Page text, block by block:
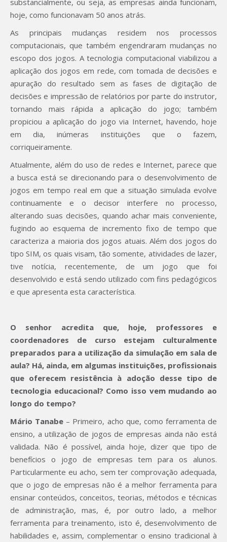
substancialmente, ou seja, as empresas ainda funcionam,
hoje, como funcionavam 50 anos atrás.
As principais mudanças residem nos processos
computacionais, que também engendraram mudanças no
escopo dos jogos. A tecnologia computacional viabilizou a
aplicação dos jogos em rede, com tomada de decisões e
apuração do resultado sem as fases de digitação de
decisões e impressão de relatórios por parte do instrutor,
tornando mais rápida a aplicação do jogo; também
propiciou a aplicação do jogo via Internet, havendo, hoje
em dia, inúmeras instituições que o fazem,
corriqueiramente.
Atualmente, além do uso de redes e Internet, parece que
a busca está se direcionando para o desenvolvimento de
jogos em tempo real em que a situação simulada evolve
continuamente e o decisor interfere no processo,
alterando suas decisões, quando achar mais conveniente,
fugindo ao esquema de incremento fixo de tempo que
caracteriza a maioria dos jogos atuais. Além dos jogos do
tipo SIM, os quais visam, tão somente, atividades de lazer,
tive notícia, recentemente, de um jogo que foi
desenvolvido e está sendo utilizado com fins pedagógicos
e que apresenta esta característica.
O senhor acredita que, hoje, professores e
coordenadores de curso estejam culturalmente
preparados para a utilização da simulação em sala de
aula? Há, ainda, em algumas instituições, profissionais
que oferecem resistência à adoção desse tipo de
tecnologia educacional? Como isso vem mudando ao
longo do tempo?
Mário Tanabe – Primeiro, acho que, como ferramenta de
ensino, a utilização de jogos de empresas ainda não está
validada. Não é possível, ainda hoje, dizer que tipo de
benefícios o jogo de empresas tem para os alunos.
Particularmente eu acho, sem ter comprovação adequada,
que o jogo de empresas não é a melhor ferramenta para
ensinar conteúdos, conceitos, teorias, métodos e técnicas
de administração, mas, é, por outro lado, a melhor
ferramenta para treinamento, isto é, desenvolvimento de
habilidades e, assim, complementar o ensino tradicional à